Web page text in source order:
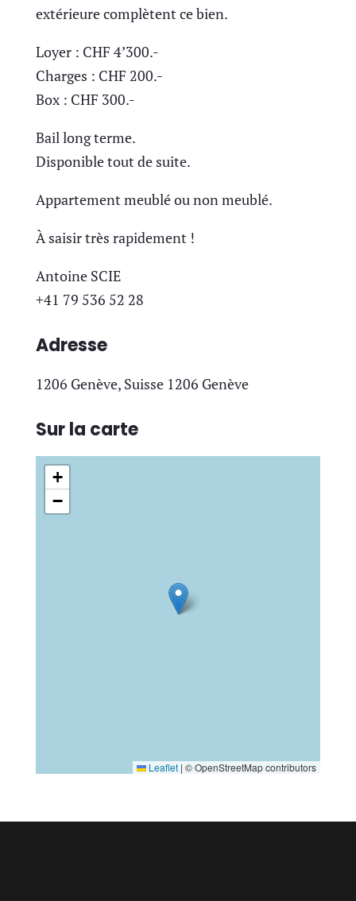
extérieure complètent ce bien.
Loyer : CHF 4’300.-
Charges : CHF 200.-
Box : CHF 300.-
Bail long terme.
Disponible tout de suite.
Appartement meublé ou non meublé.
À saisir très rapidement !
Antoine SCIE
+41 79 536 52 28
Adresse
1206 Genève, Suisse 1206 Genève
Sur la carte
+
−
Leaflet | © OpenStreetMap contributors